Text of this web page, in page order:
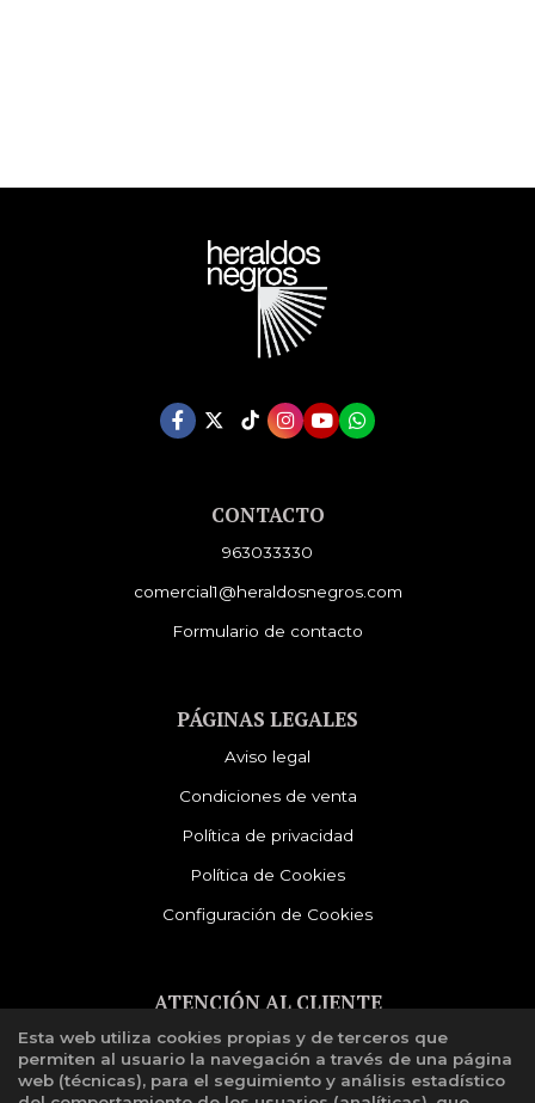
CONTACTO
963033330
comercial1@heraldosnegros.com
Formulario de contacto
PÁGINAS LEGALES
Aviso legal
Condiciones de venta
Política de privacidad
Política de Cookies
Configuración de Cookies
ATENCIÓN AL CLIENTE
Quiénes somos
Libro de reclamaciones
Esta web utiliza cookies propias y de terceros que
permiten al usuario la navegación a través de una página
web (técnicas), para el seguimiento y análisis estadístico